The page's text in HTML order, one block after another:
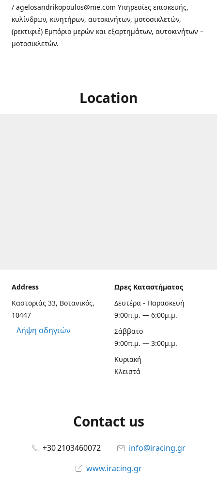
/ agelosandrikopoulos@me.com Υπηρεσίες επισκευής,
κυλίνδρων, κινητήρων, αυτοκινήτων, μοτοσικλετών,
(ρεκτιφιέ) Εμπόριο μερών και εξαρτημάτων, αυτοκινήτων –
μοτοσικλετών.
Location
Address
Καστοριάς 33, Βοτανικός,
10447
Λήψη οδηγιών
Ωρες Καταστήματος
Δευτέρα - Παρασκευή
9:00π.μ. — 6:00μ.μ.
Σάββατο
9:00π.μ. — 3:00μ.μ.
Κυριακή
Κλειστά
Contact us
+30 2103460072
info@iracing.gr
www.iracing.gr